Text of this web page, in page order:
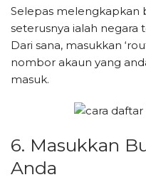
Selepas melengkapkan
seterusnya ialah negara
Dari sana, masukkan
nombor akaun yang
masuk.
6. Masukkan
Anda